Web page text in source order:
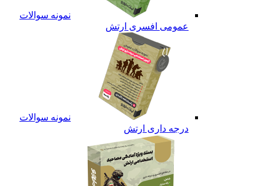
نمونه سوالات
عمومی افسری ارتش
نمونه سوالات
درجه داری ارتش